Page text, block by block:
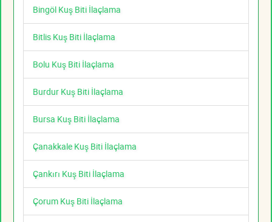
Bingöl Kuş Biti İlaçlama
Bitlis Kuş Biti İlaçlama
Bolu Kuş Biti İlaçlama
Burdur Kuş Biti İlaçlama
Bursa Kuş Biti İlaçlama
Çanakkale Kuş Biti İlaçlama
Çankırı Kuş Biti İlaçlama
Çorum Kuş Biti İlaçlama